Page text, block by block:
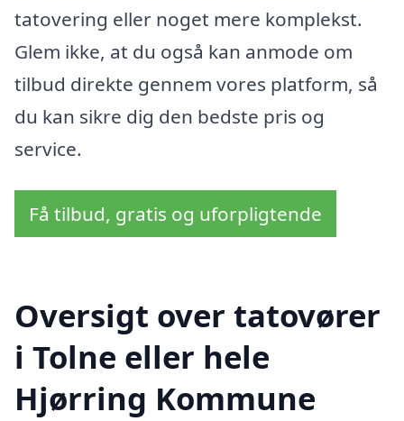
tatovering eller noget mere komplekst.
Glem ikke, at du også kan anmode om
tilbud direkte gennem vores platform, så
du kan sikre dig den bedste pris og
service.
Få tilbud, gratis og uforpligtende
Oversigt over tatovører
i Tolne eller hele
Hjørring Kommune